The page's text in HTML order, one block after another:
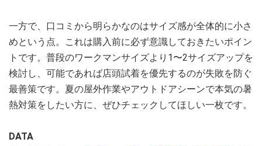
一方で、口コミから明らかなのはサイズ感が全体的に小さ
めという点。これは購入前に必ず意識しておきたいポイン
トです。普段のワークマンサイズより1〜2サイズアップを
検討し、可能であれば店頭試着を優先するのが失敗を防ぐ
最善策です。夏の屋外作業やアウトドアシーンで本気の暑
熱対策をしたい方に、ぜひチェックしてほしい一枚です。
DATA